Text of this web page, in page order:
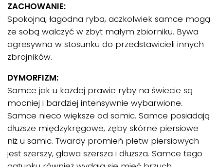
ZACHOWANIE:
Spokojna, łagodna ryba, aczkolwiek samce mogą
ze sobą walczyć w zbyt małym zbiorniku. Bywa
agresywna w stosunku do przedstawicieli innych
zbrojników.
DYMORFIZM:
Samce jak u każdej prawie ryby na świecie są
mocniej i bardziej intensywnie wybarwione.
Samce nieco większe od samic. Samce posiadają
dłuższe międzykręgowe, zęby skórne piersiowe
niż u samic. Twardy promień płetw piersiowych
jest szerszy, głowa szersza i dłuższa. Samce tego